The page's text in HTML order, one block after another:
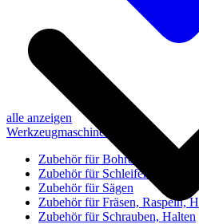
alle anzeigen
Werkzeugmaschinen-Zubehör
Zubehör für Bohren, Bohrhilfen
Zubehör für Schleifen, Poliere
Zubehör für Sägen
Zubehör für Fräsen, Raspeln, H
Zubehör für Schrauben, Halten